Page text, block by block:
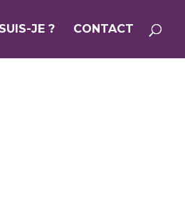
JE ? CONTACT